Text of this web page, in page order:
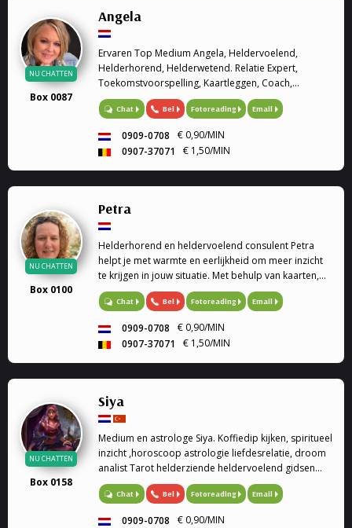
NU CHATTEN
Box 0087
Angela
Ervaren Top Medium Angela, Heldervoelend,
Helderhorend, Helderwetend. Relatie Expert,
Toekomstvoorspelling, Kaartleggen, Coach,
Hoogevoelige kinderen, regressie Therapeut. Met
mijn gaven wil ik u graag helpen. Relatie Expert Op
Chat Bel Fotoreading Email
0909-0708
€ 0,90/MIN
0907-37071
€ 1,50/MIN
NU CHATTEN
Box 0100
Petra
Helderhorend en heldervoelend consulent Petra
helpt je met warmte en eerlijkheid om meer inzicht
te krijgen in jouw situatie. Met behulp van kaarten,
de pendel en haar intuïtie kijkt zij samen met jou
naar de boodschappen die richting kunnen geven
Chat Bel Fotoreading Email
0909-0708
€ 0,90/MIN
0907-37071
€ 1,50/MIN
NU CHATTEN
Box 0158
Siya
Medium en astrologe Siya. Koffiedip kijken, spiritueel
inzicht ,horoscoop astrologie liefdesrelatie, droom
analist Tarot helderziende heldervoelend gidsen
relatie familie problemen en veel meer.
Chat Bel Fotoreading Email
0909-0708
€ 0,90/MIN